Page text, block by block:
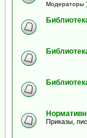
Модераторы
Приказы,